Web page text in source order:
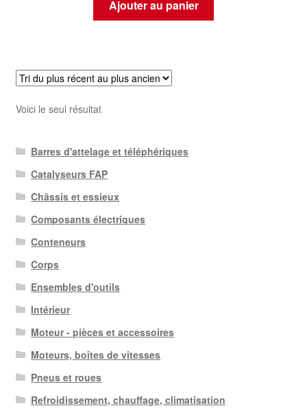
Ajouter au panier
Voici le seul résultat
Barres d'attelage et téléphériques
Catalyseurs FAP
Châssis et essieux
Composants électriques
Conteneurs
Corps
Ensembles d'outils
Intérieur
Moteur - pièces et accessoires
Moteurs, boîtes de vitesses
Pneus et roues
Refroidissement, chauffage, climatisation